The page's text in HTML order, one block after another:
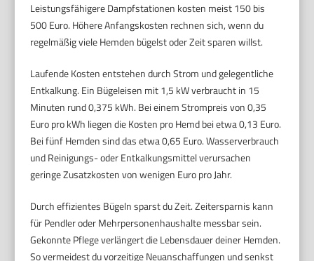
Leistungsfähigere Dampfstationen kosten meist 150 bis
500 Euro. Höhere Anfangskosten rechnen sich, wenn du
regelmäßig viele Hemden bügelst oder Zeit sparen willst.
Laufende Kosten entstehen durch Strom und gelegentliche
Entkalkung. Ein Bügeleisen mit 1,5 kW verbraucht in 15
Minuten rund 0,375 kWh. Bei einem Strompreis von 0,35
Euro pro kWh liegen die Kosten pro Hemd bei etwa 0,13 Euro.
Bei fünf Hemden sind das etwa 0,65 Euro. Wasserverbrauch
und Reinigungs- oder Entkalkungsmittel verursachen
geringe Zusatzkosten von wenigen Euro pro Jahr.
Durch effizientes Bügeln sparst du Zeit. Zeitersparnis kann
für Pendler oder Mehrpersonenhaushalte messbar sein.
Gekonnte Pflege verlängert die Lebensdauer deiner Hemden.
So vermeidest du vorzeitige Neuanschaffungen und senkst